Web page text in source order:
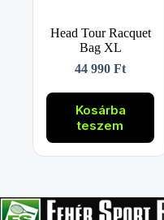
Head Tour Racquet
Bag XL
44 990Ft
Kosárba
teszem